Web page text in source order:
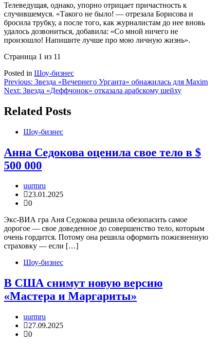
Телеведущая, однако, упорно отрицает причастность к
случившемуся. «Такого не было! — отрезала Борисова и
бросила трубку, а после того, как журналистам до нее вновь
удалось дозвониться, добавила: «Со мной ничего не
произошло! Напишите лучше про мою личную жизнь».
Страница 1 из 11
Posted in Шоу-бизнес
Навигация
по
записям
Previous: Звезда «Вечернего Урганта» обнажилась для Maxim
Next: Звезда «Деффчонок» отказала арабскому шейху
Related Posts
Шоу-бизнес
Анна Седокова оценила свое тело в $
500 000
uurmru
23.01.2025
0
Экс-ВИА гра Аня Седокова решила обезопасить самое
дорогое — свое доведенное до совершенство тело, которым
очень гордится. Потому она решила оформить пожизненную
страховку — если […]
Шоу-бизнес
В США снимут новую версию
«Мастера и Маргариты»
uurmru
27.09.2025
0